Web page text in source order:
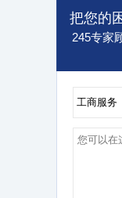
把您的
245专家